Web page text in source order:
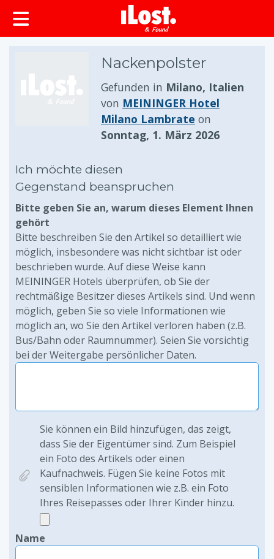
springen
Nackenpolster
Gefunden in Milano, Italien
von MEININGER Hotel
Milano Lambrate on
Sonntag, 1. März 2026
Ich möchte diesen
Gegenstand beanspruchen
Bitte geben Sie an, warum dieses Element Ihnen
gehört
Bitte beschreiben Sie den Artikel so detailliert wie
möglich, insbesondere was nicht sichtbar ist oder
beschrieben wurde. Auf diese Weise kann
MEININGER Hotels überprüfen, ob Sie der
rechtmäßige Besitzer dieses Artikels sind. Und wenn
möglich, geben Sie so viele Informationen wie
möglich an, wo Sie den Artikel verloren haben (z.B.
Bus/Bahn oder Raumnummer). Seien Sie vorsichtig
bei der Weitergabe persönlicher Daten.
Sie können ein Bild hinzufügen, das zeigt,
dass Sie der Eigentümer sind. Zum Beispiel
ein Foto des Artikels oder einen
Kaufnachweis. Fügen Sie keine Fotos mit
sensiblen Informationen wie z.B. ein Foto
Ihres Reisepasses oder Ihrer Kinder hinzu.
Name